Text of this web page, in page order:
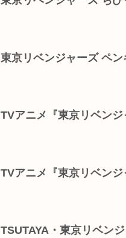
東京リベンジャーズ ペン
TVアニメ『東京リベン
TVアニメ『東京リベン
TSUTAYA・東京リベン